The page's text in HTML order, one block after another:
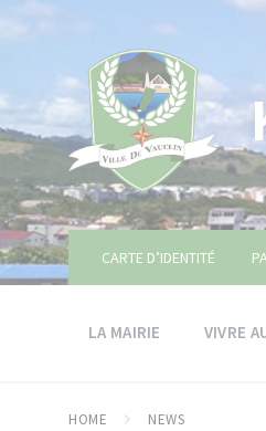
CARTE D’IDENTITÉ
LA MAIRIE VIVRE
HOME NEWS